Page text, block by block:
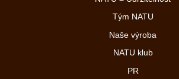
Tým NATU
Naše výroba
NATU klub
PR